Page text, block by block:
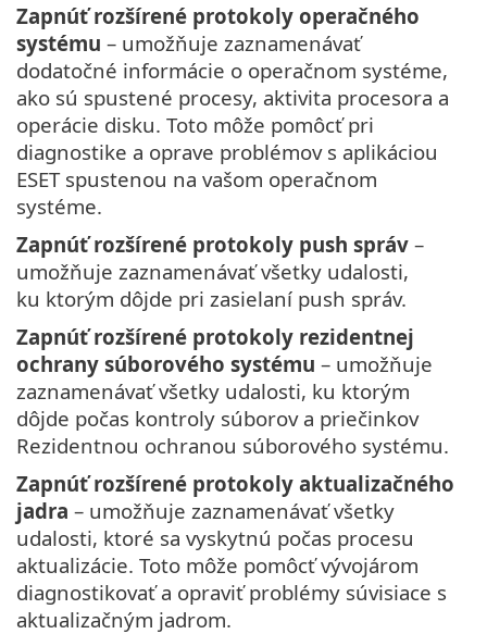
Zapnúť rozšírené protokoly operačného
systému – umožňuje zaznamenávať
dodatočné informácie o operačnom systéme,
ako sú spustené procesy, aktivita procesora a
operácie disku. Toto môže pomôcť pri
diagnostike a oprave problémov s aplikáciou
ESET spustenou na vašom operačnom
systéme.
Zapnúť rozšírené protokoly push správ –
umožňuje zaznamenávať všetky udalosti,
ku ktorým dôjde pri zasielaní push správ.
Zapnúť rozšírené protokoly rezidentnej
ochrany súborového systému – umožňuje
zaznamenávať všetky udalosti, ku ktorým
dôjde počas kontroly súborov a priečinkov
Rezidentnou ochranou súborového systému.
Zapnúť rozšírené protokoly aktualizačného
jadra – umožňuje zaznamenávať všetky
udalosti, ktoré sa vyskytnú počas procesu
aktualizácie. Toto môže pomôcť vývojárom
diagnostikovať a opraviť problémy súvisiace s
aktualizačným jadrom.